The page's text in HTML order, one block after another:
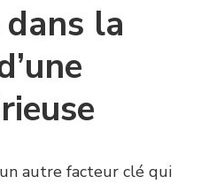
dans la
autre facteur clé qui